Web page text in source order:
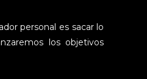
personal es sacar lo
los objetivos